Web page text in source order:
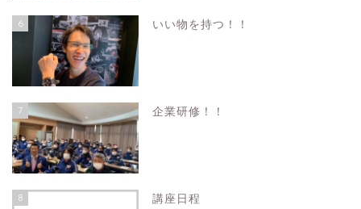
6 いい物を持つ！！
7 企業研修！！
8 講座日程